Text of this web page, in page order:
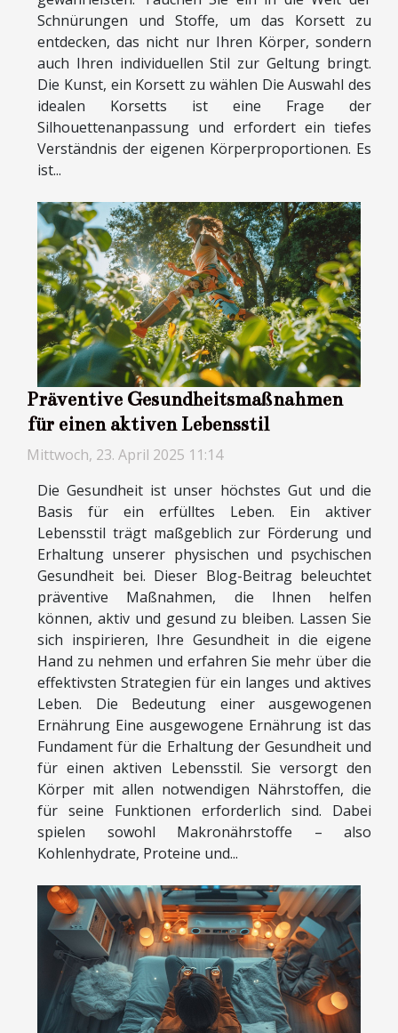
Schnürungen und Stoffe, um das Korsett zu
entdecken, das nicht nur Ihren Körper, sondern
auch Ihren individuellen Stil zur Geltung bringt.
Die Kunst, ein Korsett zu wählen Die Auswahl des
idealen Korsetts ist eine Frage der
Silhouettenanpassung und erfordert ein tiefes
Verständnis der eigenen Körperproportionen. Es
ist...
Präventive Gesundheitsmaßnahmen
für einen aktiven Lebensstil
Mittwoch, 23. April 2025 11:14
Die Gesundheit ist unser höchstes Gut und die
Basis für ein erfülltes Leben. Ein aktiver
Lebensstil trägt maßgeblich zur Förderung und
Erhaltung unserer physischen und psychischen
Gesundheit bei. Dieser Blog-Beitrag beleuchtet
präventive Maßnahmen, die Ihnen helfen
können, aktiv und gesund zu bleiben. Lassen Sie
sich inspirieren, Ihre Gesundheit in die eigene
Hand zu nehmen und erfahren Sie mehr über die
effektivsten Strategien für ein langes und aktives
Leben. Die Bedeutung einer ausgewogenen
Ernährung Eine ausgewogene Ernährung ist das
Fundament für die Erhaltung der Gesundheit und
für einen aktiven Lebensstil. Sie versorgt den
Körper mit allen notwendigen Nährstoffen, die
für seine Funktionen erforderlich sind. Dabei
spielen sowohl Makronährstoffe – also
Kohlenhydrate, Proteine und...